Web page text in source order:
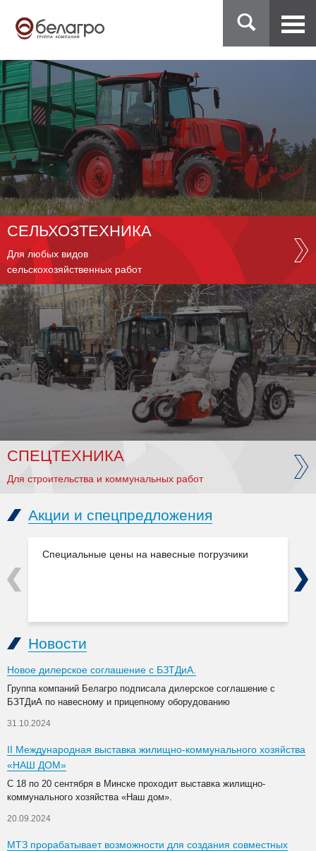
СЕЛЬХОЗТЕХНИКА
Для любых видов
сельскохозяйственных работ
СПЕЦТЕХНИКА
Для строительства и коммунальных работ
Акции и спецпредложения
Специальные цены на навесные погрузчики
Previous Next
Новости
Новое дилерское соглашение с БЗТДиА.
Группа компаний Белагро подписала дилерское соглашение с
БЗТДиА по навесному и прицепному оборудованию
31.10.2024
II Международная выставка жилищно-коммунального хозяйства
«НАШ ДОМ»
С 18 по 20 сентября в Минске проходит выставка жилищно-
коммунального хозяйства «Наш дом».
20.09.2024
МТЗ прорабатывает возможности для создания совместных